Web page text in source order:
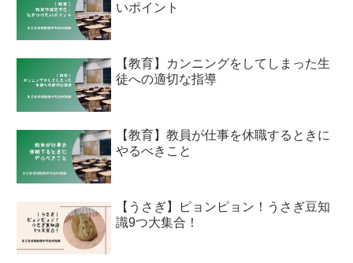
いポイント
【教育】カンニングをしてしまった生
徒への適切な指導
【教育】教員が仕事を休職するときに
やるべきこと
【うさぎ】ピョンピョン！うさぎ豆知
識9つ大集合！